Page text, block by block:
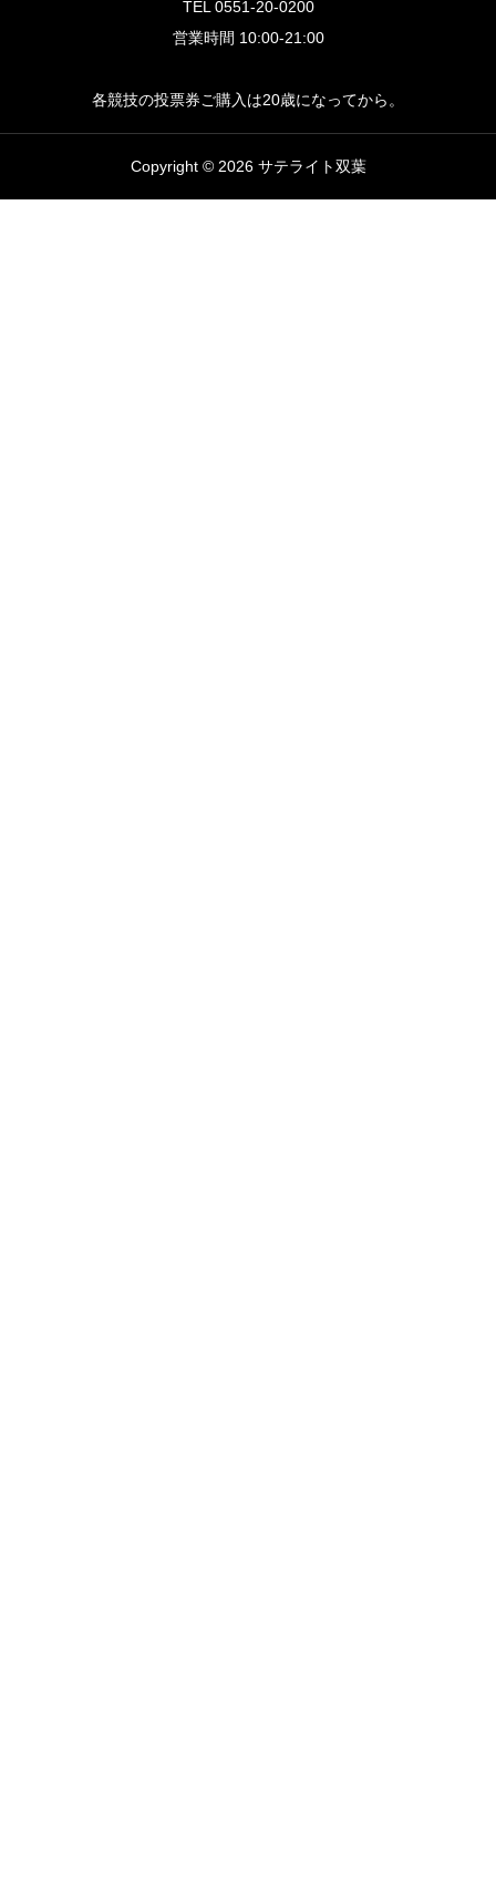
TEL 0551-20-0200
営業時間 10:00-21:00
各競技の投票券ご購入は20歳になってから。
Copyright © 2026 サテライト双葉